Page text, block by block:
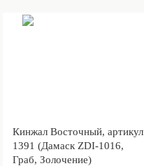
Кинжал Восточный, артикул
1391 (Дамаск ZDI-1016,
Граб, Золочение)